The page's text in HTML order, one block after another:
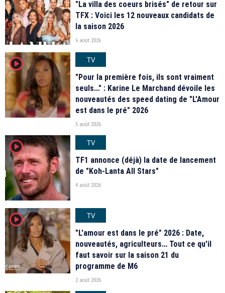
"La villa des coeurs brisés" de retour sur
TFX : Voici les 12 nouveaux candidats de
la saison 2026
6 août 2026
player2
TV
"Pour la première fois, ils sont vraiment
seuls…" : Karine Le Marchand dévoile les
nouveautés des speed dating de "L'Amour
est dans le pré" 2026
5 août 2026
player2
TV
TF1 annonce (déjà) la date de lancement
de "Koh-Lanta All Stars"
4 août 2026
player2
TV
"L'amour est dans le pré" 2026 : Date,
nouveautés, agriculteurs… Tout ce qu'il
faut savoir sur la saison 21 du
programme de M6
2 août 2026